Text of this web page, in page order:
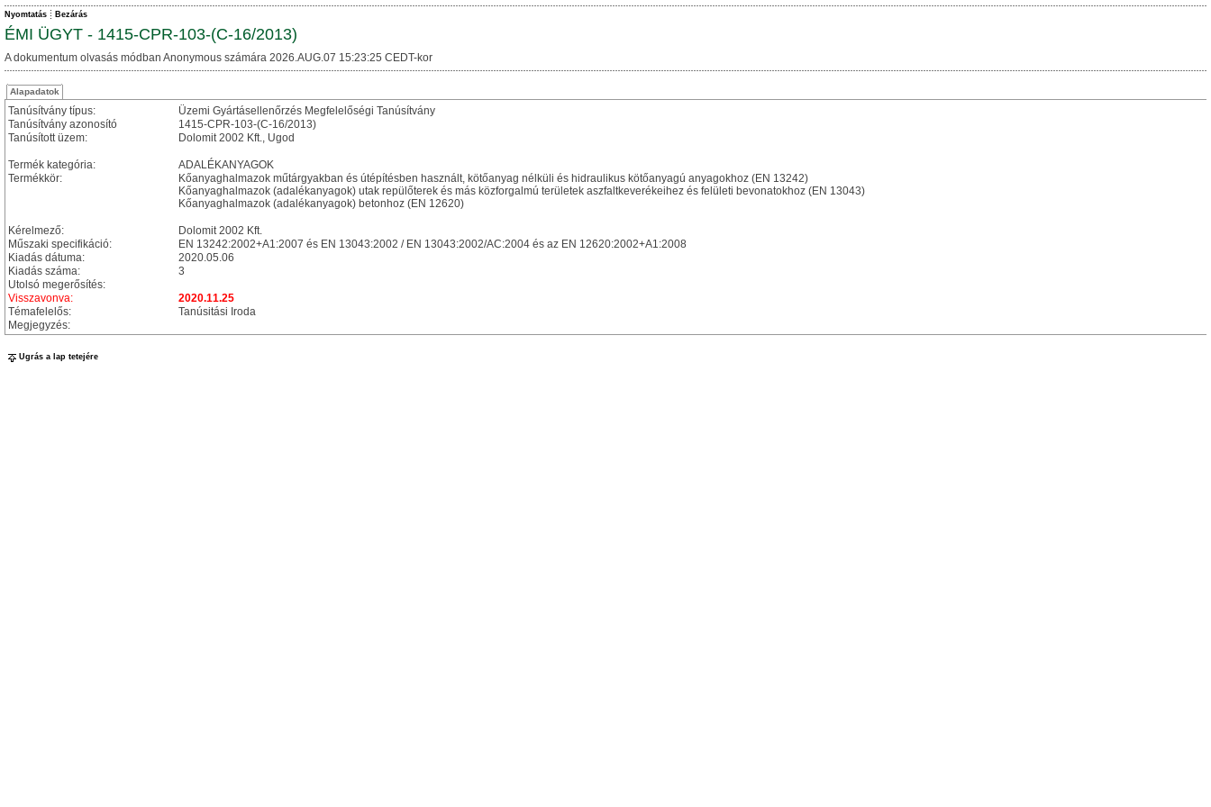
Nyomtatás Bezárás
ÉMI ÜGYT - 1415-CPR-103-(C-16/2013)
A dokumentum olvasás módban Anonymous számára 2026.AUG.07 15:23:25 CEDT-kor
Alapadatok
Tanúsítvány típus:
Üzemi Gyártásellenőrzés Megfelelőségi Tanúsítvány
Tanúsítvány azonosító
1415-CPR-103-(C-16/2013)
Tanúsított üzem:
Dolomit 2002 Kft., Ugod
Termék kategória:
ADALÉKANYAGOK
Termékkör:
Kőanyaghalmazok műtárgyakban és útépítésben használt, kötőanyag nélküli és hidraulikus kötőanyagú anyagokhoz (EN 13242)
Kőanyaghalmazok (adalékanyagok) utak repülőterek és más közforgalmú területek aszfaltkeverékeihez és felületi bevonatokhoz (EN 13043)
Kőanyaghalmazok (adalékanyagok) betonhoz (EN 12620)
Kérelmező:
Dolomit 2002 Kft.
Műszaki specifikáció:
EN 13242:2002+A1:2007 és EN 13043:2002 / EN 13043:2002/AC:2004 és az EN 12620:2002+A1:2008
Kiadás dátuma:
2020.05.06
Kiadás száma:
3
Utolsó megerősítés:
Visszavonva:
2020.11.25
Témafelelős:
Tanúsitási Iroda
Megjegyzés:
Ugrás a lap tetejére